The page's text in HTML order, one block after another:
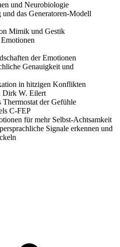
und Neurobiologie
das Generatoren-Modell
Mimik und Gestik
der Emotionen
Genauigkeit und
in hitzigen Konflikten
Dirk W. Eilert
der Gefühle
C-FEP
für mehr Selbst-Achtsamkeit
Signale erkennen und